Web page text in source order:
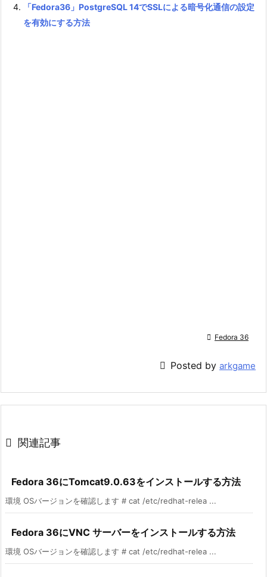
「Fedora36」PostgreSQL 14でSSLによる暗号化通信の設定
を有効にする方法
 Fedora 36
 Posted by arkgame
 関連記事
Fedora 36にTomcat9.0.63をインストールする方法
環境 OSバージョンを確認します # cat /etc/redhat-relea ...
Fedora 36にVNC サーバーをインストールする方法
環境 OSバージョンを確認します # cat /etc/redhat-relea ...